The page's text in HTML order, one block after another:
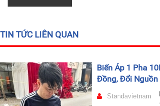
TIN TỨC LIÊN QUAN
Biến Áp 1 Pha
Đồng, Đổi Nguồn
Standavietnam